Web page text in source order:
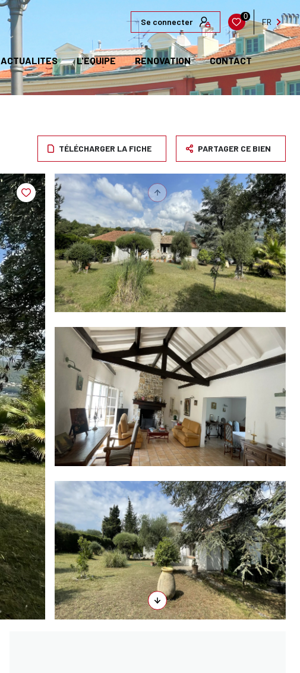
Se connecter
0
FR
ACTUALITES L'EQUIPE RENOVATION CONTACT
TÉLÉCHARGER LA FICHE PARTAGER CE BIEN